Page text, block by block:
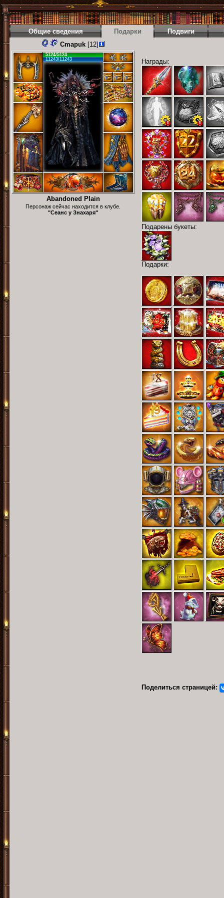
Общие сведения Подарки Подвиги
Cmapuk[12]
5124/5124
11243/11243
Abandoned Plain
Персонаж сейчас находится в клубе.
"Сеанс у Знахаря"
Награды:
Подарены букеты:
Подарки:
Поделиться страницей: